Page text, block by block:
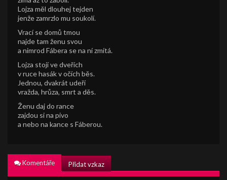
Lojza měl dlouhej tejden
jenže zamrzlo mu soukolí.
Vrací se domů tmou
najde tam ženu svou
a nimrod Fábera se na ní zmítá.
Lojza stojí ve dveřích
v ruce hasák v očích běs.
Jednou, dvakrát udeří
vražda, hrůza, smrt a děs.
Ženu daj do rance
zajdou si na pivo
a nebo na kance s Fáberou.
Komentáře Přidat vzkaz